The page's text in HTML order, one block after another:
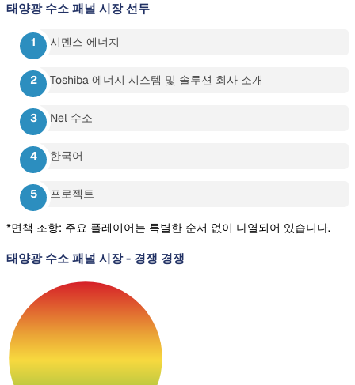
태양광 수소 패널 시장 선두
시멘스 에너지
Toshiba 에너지 시스템 및 솔루션 회사 소개
Nel 수소
한국어
프로젝트
*면책 조항: 주요 플레이어는 특별한 순서 없이 나열되어 있습니다.
태양광 수소 패널 시장- 경쟁 경쟁